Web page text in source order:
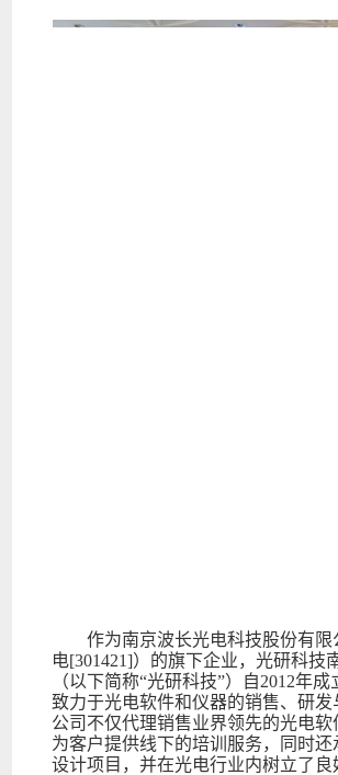
作为南京波长光电科技股份有限
电[301421]）的旗下企业，光研科技
（以下简称“光研科技”）自2012年
致力于光电软件和仪器的销售、研发
公司不仅代理销售业界领先的光电软
为客户提供线下的培训服务，同时
设计项目，并在光电行业内树立了良